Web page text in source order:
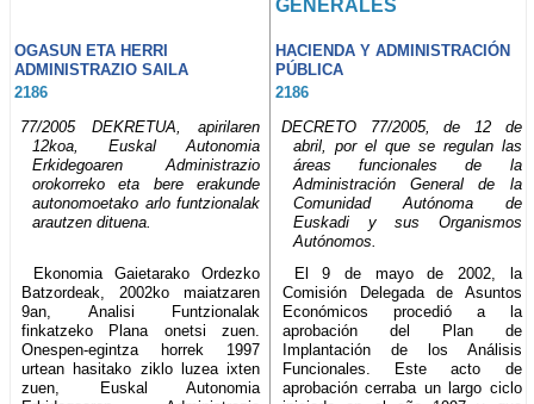
GENERALES
OGASUN ETA HERRI
ADMINISTRAZIO SAILA
HACIENDA Y ADMINISTRACIÓN
PÚBLICA
2186
2186
77/2005 DEKRETUA, apirilaren
12koa, Euskal Autonomia
Erkidegoaren Administrazio
orokorreko eta bere erakunde
autonomoetako arlo funtzionalak
arautzen dituena.
DECRETO 77/2005, de 12 de
abril, por el que se regulan las
áreas funcionales de la
Administración General de la
Comunidad Autónoma de
Euskadi y sus Organismos
Autónomos.
Ekonomia Gaietarako Ordezko
Batzordeak, 2002ko maiatzaren
9an, Analisi Funtzionalak
finkatzeko Plana onetsi zuen.
Onespen-egintza horrek 1997
urtean hasitako ziklo luzea ixten
zuen, Euskal Autonomia
El 9 de mayo de 2002, la
Comisión Delegada de Asuntos
Económicos procedió a la
aprobación del Plan de
Implantación de los Análisis
Funcionales. Este acto de
aprobación cerraba un largo ciclo